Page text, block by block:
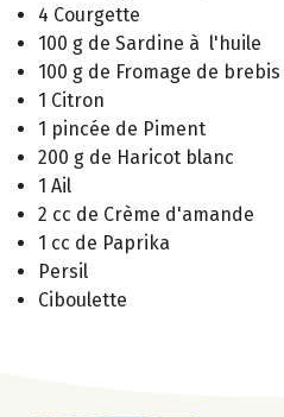
4 Courgette
100 g de Sardine à l'huile
100 g de Fromage de brebis
1 Citron
1 pincée de Piment
200 g de Haricot blanc
1 Ail
2 cc de Crème d'amande
1 cc de Paprika
Persil
Ciboulette